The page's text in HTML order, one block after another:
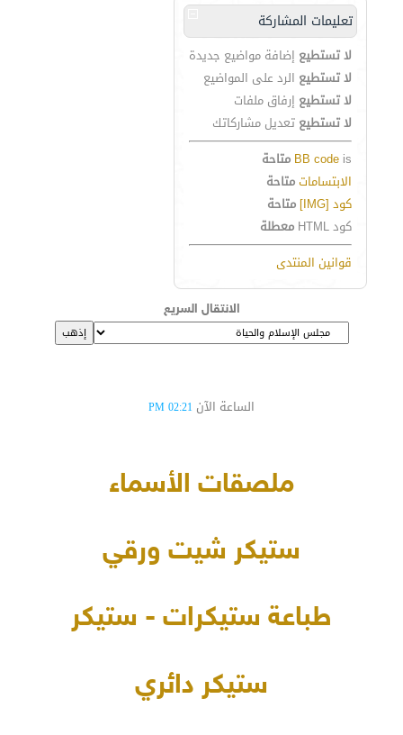
تعليمات المشاركة
لا تستطيع إضافة مواضيع جديدة
لا تستطيع الرد على المواضيع
لا تستطيع إرفاق ملفات
لا تستطيع تعديل مشاركاتك
BB code is
متاحة
الابتساماتمتاحة
كود [IMG]
متاحة
كود HTML
معطلة
قوانين المنتدى
الانتقال السريع
الساعة الآن 02:21 PM
ملصقات الأسماء
ستيكر شيت ورقي
طباعة ستيكرات - ستيكر
ستيكر دائري